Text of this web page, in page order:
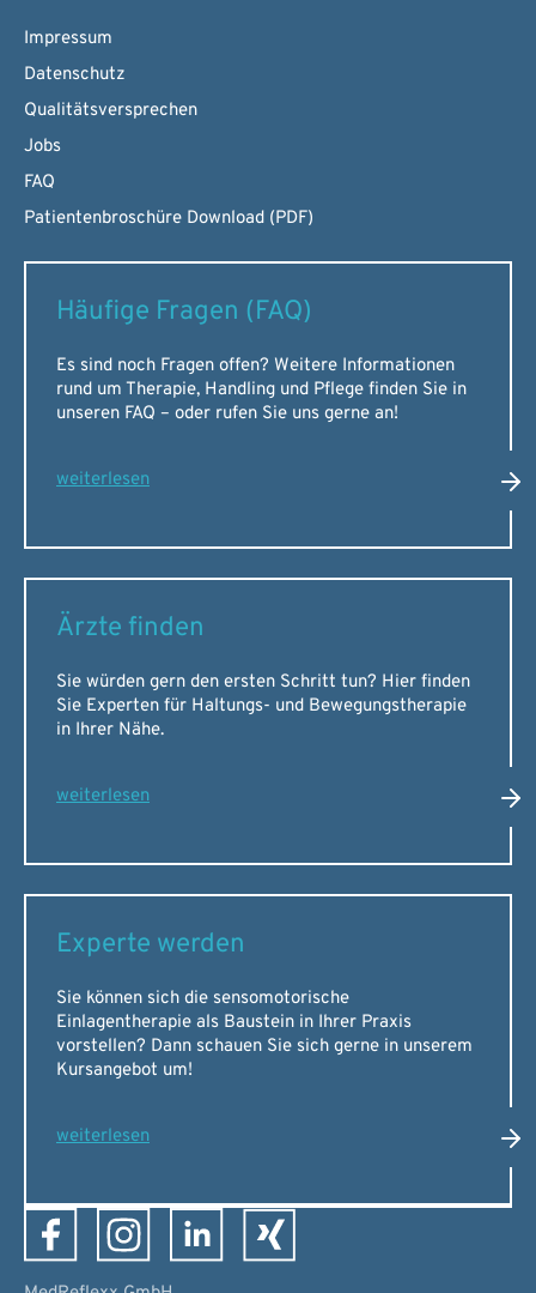
Impressum
Datenschutz
Qualitätsversprechen
Jobs
FAQ
Patientenbroschüre Download (PDF)
Häufige Fragen (FAQ)
Es sind noch Fragen offen? Weitere Informationen
rund um Therapie, Handling und Pflege finden Sie in
unseren FAQ – oder rufen Sie uns gerne an!
weiterlesen
Ärzte finden
Sie würden gern den ersten Schritt tun? Hier finden
Sie Experten für Haltungs- und Bewegungstherapie
in Ihrer Nähe.
weiterlesen
Experte werden
Sie können sich die sensomotorische
Einlagentherapie als Baustein in Ihrer Praxis
vorstellen? Dann schauen Sie sich gerne in unserem
Kursangebot um!
weiterlesen